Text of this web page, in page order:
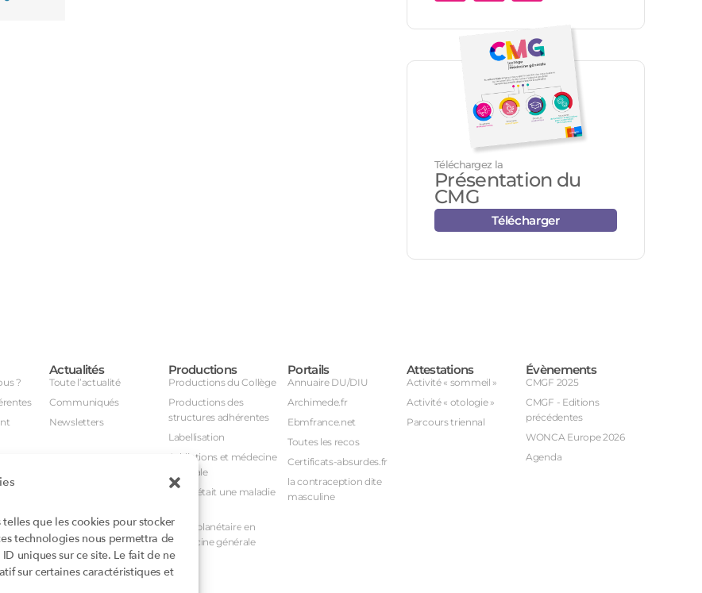
que les cookies pour stocker
technologies nous permettra de
uniques sur ce site. Le fait de ne
sur certaines caractéristiques et
Téléchargez la
Présentation du
CMG
Télécharger
?
Actualités
Toute l’actualité
Communiqués
Newsletters
Productions
Productions du Collège
Productions des
structures adhérentes
Labellisation
Addictions et médecine
générale
Et si c’était une maladie
Santé planétaire en
médecine générale
Portails
Annuaire DU/DIU
Archimede.fr
Ebmfrance.net
Toutes les recos
Certificats-absurdes.fr
la contraception dite
masculine
Attestations
Activité « sommeil »
Activité « otologie »
Parcours triennal
Évènements
CMGF 2025
CMGF - Editions
précédentes
WONCA Europe 2026
Agenda